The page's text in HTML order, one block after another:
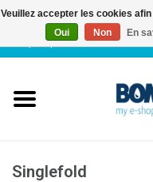
FR|
Service client
Singlefold
Veuillez accepter les cookies
Oui
Non En